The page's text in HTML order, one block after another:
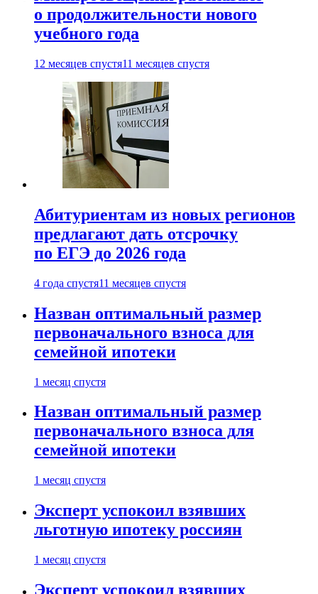
о продолжительности нового
учебного года
12 месяцев спустя11 месяцев спустя
Абитуриентам из новых регионов
предлагают дать отсрочку
по ЕГЭ до 2026 года
4 года спустя11 месяцев спустя
Назван оптимальный размер
первоначального взноса для
семейной ипотеки
1 месяц спустя
Назван оптимальный размер
первоначального взноса для
семейной ипотеки
1 месяц спустя
Эксперт успокоил взявших
льготную ипотеку россиян
1 месяц спустя
Эксперт успокоил взявших